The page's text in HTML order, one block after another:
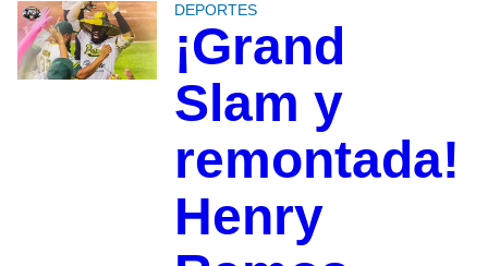
DEPORTES
¡Grand
Slam y
remontada!
Henry